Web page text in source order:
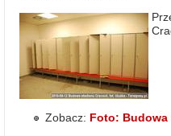
Zobacz: Foto: Budowa